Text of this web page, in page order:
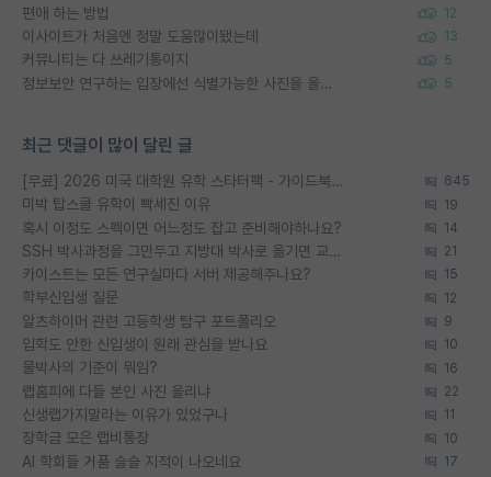
편애 하는 방법 12
이사이트가 처음엔 정말 도움많이됐는데 13
커뮤니티는 다 쓰레기통이지 5
정보보안 연구하는 입장에선 식별가능한 사진을 올리는건 비추이긴함 5
최근 댓글이 많이 달린 글
[무료] 2026 미국 대학원 유학 스타터팩 - 가이드북 & 합격자 컨택메일 템플릿 645
미박 탑스쿨 유학이 빡세진 이유 19
혹시 이정도 스펙이면 어느정도 잡고 준비해야하나요? 14
SSH 박사과정을 그만두고 지방대 박사로 옮기면 교수의 꿈은 끝일까요? 21
카이스트는 모든 연구실마다 서버 제공해주나요? 15
학부신입생 질문 12
알츠하이머 관련 고등학생 탐구 포트폴리오 9
입학도 안한 신입생이 원래 관심을 받나요 10
물박사의 기준이 뭐임? 16
랩홈피에 다들 본인 사진 올리냐 22
신생랩가지말라는 이유가 있었구나 11
장학금 모은 랩비통장 10
AI 학회들 거품 슬슬 지적이 나오네요 17